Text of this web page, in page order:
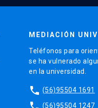
MEDIACIÓN
Teléfonos para
se ha vulnerado
en la universidad.
phone (56)95504 1691
(56)95504 1247